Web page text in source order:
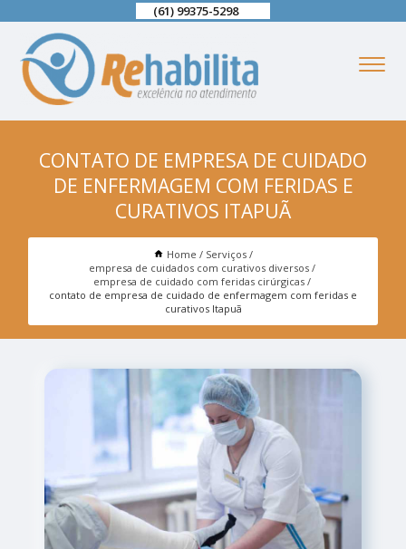
(61) 99375-5298
CONTATO DE EMPRESA DE CUIDADO
DE ENFERMAGEM COM FERIDAS E
CURATIVOS ITAPUÃ
Home
Serviços
empresa de cuidados com curativos diversos
empresa de cuidado com feridas cirúrgicas
contato de empresa de cuidado de enfermagem com feridas e
curativos Itapuã